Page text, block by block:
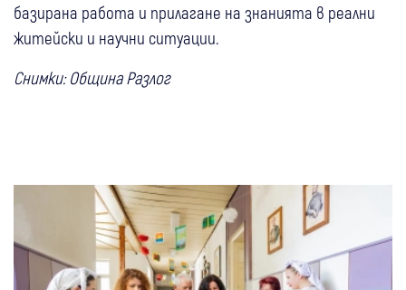
базирана работа и прилагане на знанията в реални
житейски и научни ситуации.
Снимки: Община Разлог